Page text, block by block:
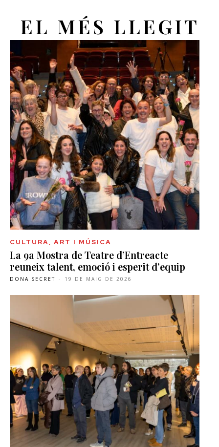
EL MÉS LLEGIT
CULTURA, ART I MÚSICA
La 9a Mostra de Teatre d’Entreacte
reuneix talent, emoció i esperit d’equip
DONA SECRET - 19 DE MAIG DE 2026